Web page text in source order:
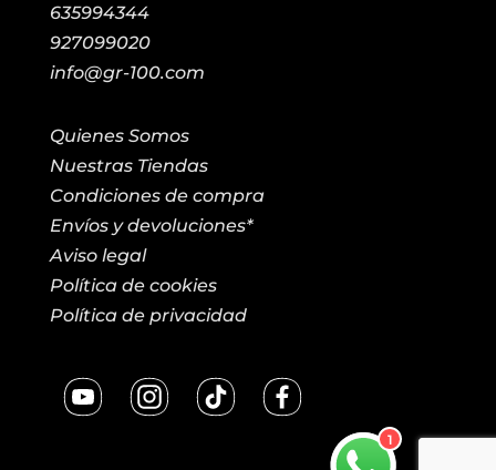
635994344
927099020
info@gr-100.com
Quienes Somos
Nuestras Tiendas
Condiciones de compra
Envíos y devoluciones*
Aviso legal
Política de cookies
Política de privacidad
1